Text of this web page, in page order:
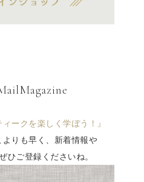
ィークを楽しく学ぼう！』
りも早く、新着情報や
ひご登録くださいね。